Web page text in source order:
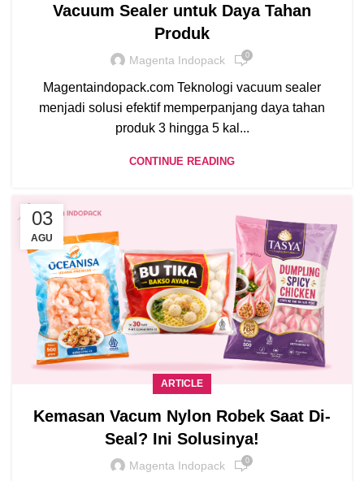
Vacuum Sealer untuk Daya Tahan
Produk
Magenta Indopack 0
Magentaindopack.com Teknologi vacuum sealer
menjadi solusi efektif memperpanjang daya tahan
produk 3 hingga 5 kal...
CONTINUE READING
03
AGU
ARTICLE
Kemasan Vacum Nylon Robek Saat Di-
Seal? Ini Solusinya!
Magenta Indopack 0